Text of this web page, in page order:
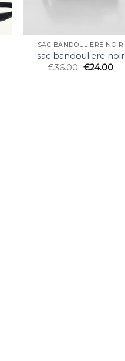
SAC BANDOULIERE NOIR
sac bandouliere noir
€36.00 €24.00